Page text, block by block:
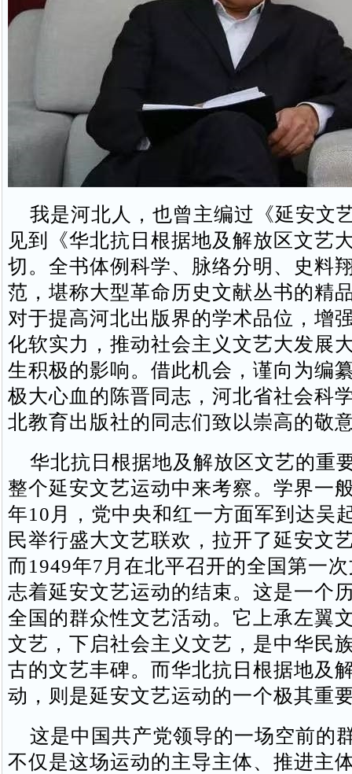
我是河北人，也曾主编过《延安文
见到《华北抗日根据地及解放区文艺
切。全书体例科学、脉络分明、史料
范，堪称大型革命历史文献丛书的精
对于提高河北出版界的学术品位，增
化软实力，推动社会主义文艺大发展
生积极的影响。借此机会，谨向为编
极大心血的陈晋同志，河北省社会科
北教育出版社的同志们致以崇高的敬
华北抗日根据地及解放区文艺的重
整个延安文艺运动中来考察。学界一
年10月，党中央和红一方面军到达吴
民举行盛大文艺联欢，拉开了延安文
而1949年7月在北平召开的全国第一
志着延安文艺运动的结束。这是一个
全国的群众性文艺活动。它上承左翼
文艺，下启社会主义文艺，是中华民
古的文艺丰碑。而华北抗日根据地及
动，则是延安文艺运动的一个极其重
这是中国共产党领导的一场空前的
不仅是这场运动的主导主体、推进主